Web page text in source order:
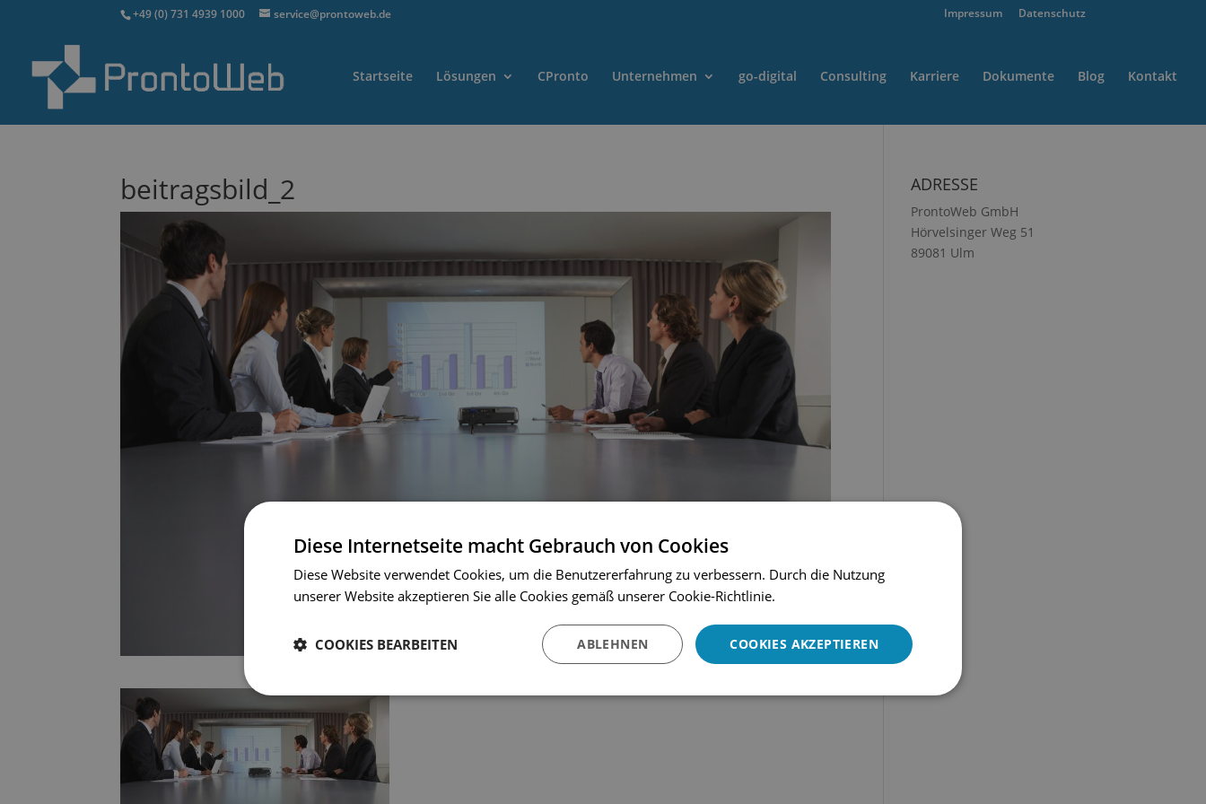
+49 (0) 731 4939 1000 service@prontoweb.de Impressum Datenschutz
Startseite Lösungen CPronto Unternehmen go-digital Consulting Karriere Dokumente Blog Kontakt
beitragsbild_2 ADRESSE
ProntoWeb GmbH
Hörvelsinger Weg 51
89081 Ulm
Diese Internetseite macht Gebrauch von Cookies
Diese Website verwendet Cookies, um die Benutzererfahrung zu verbessern. Durch die Nutzung
unserer Website akzeptieren Sie alle Cookies gemäß unserer Cookie-Richtlinie.
COOKIES AKZEPTIEREN
ABLEHNEN
COOKIES BEARBEITEN
Unbedingt
erforderlich
Performance
Targeting Funktions
Nicht